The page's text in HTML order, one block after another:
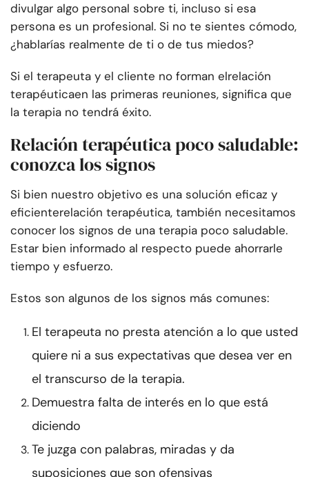
divulgar algo personal sobre ti, incluso si esa
persona es un profesional. Si no te sientes cómodo,
¿hablarías realmente de ti o de tus miedos?
Si el terapeuta y el cliente no forman elrelación
terapéuticaen las primeras reuniones, significa que
la terapia no tendrá éxito.
Relación terapéutica poco saludable:
conozca los signos
Si bien nuestro objetivo es una solución eficaz y
eficienterelación terapéutica, también necesitamos
conocer los signos de una terapia poco saludable.
Estar bien informado al respecto puede ahorrarle
tiempo y esfuerzo.
Estos son algunos de los signos más comunes:
El terapeuta no presta atención a lo que usted
quiere ni a sus expectativas que desea ver en
el transcurso de la terapia.
Demuestra falta de interés en lo que está
diciendo
Te juzga con palabras, miradas y da
suposiciones que son ofensivas